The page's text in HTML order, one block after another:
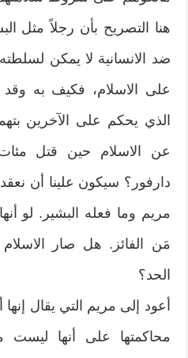
هنا التصريح بأن رجلاً مثل
ضد الانسانية لا يمكن
على الاسلام، فكيف به وقد
الذي يحكم على الآخرين
عن الاسلام حين قتل
دارفور؟ سيكون علينا أن
مريم وما فعله البشير. لو
مَن الفائز. هل صار الاسلام
الحد؟
أعود إلى مريم التي يقال
محاكمتها على أنها